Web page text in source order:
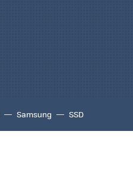
Samsung SSD